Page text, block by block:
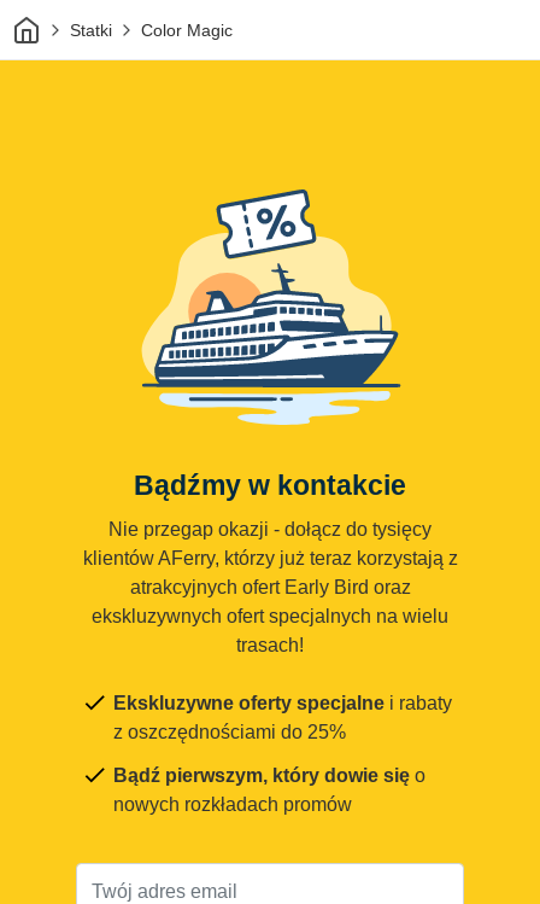
DomStatki Color Magic
Bądźmy w kontakcie
Nie przegap okazji - dołącz do tysięcy
klientów AFerry, którzy już teraz korzystają z
atrakcyjnych ofert Early Bird oraz
ekskluzywnych ofert specjalnych na wielu
trasach!
Ekskluzywne oferty specjalne i rabaty
z oszczędnościami do 25%
Bądź pierwszym, który dowie się o
nowych rozkładach promów